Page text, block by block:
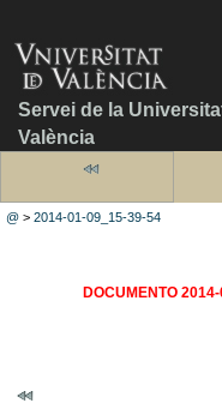
Servei de la
València
@ >2014-01-09_15-39-54
DOCUMENTO